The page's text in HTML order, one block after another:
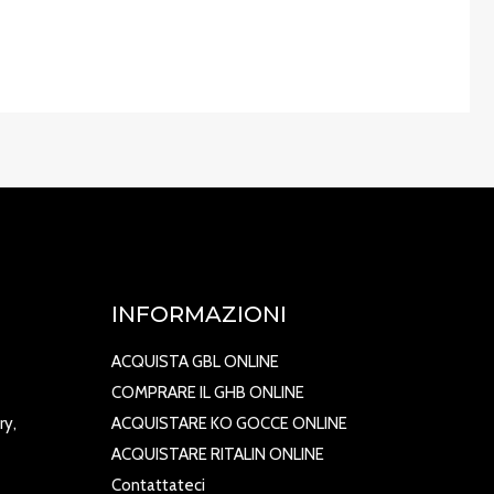
INFORMAZIONI
ACQUISTA GBL ONLINE
COMPRARE IL GHB ONLINE
ACQUISTARE KO GOCCE ONLINE
ACQUISTARE RITALIN ONLINE
Contattateci